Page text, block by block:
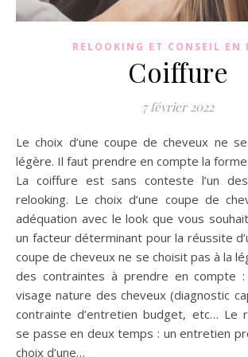
RELOOKING ET CONSEIL EN
Coiffure
7 février 2022
Le choix d’une coupe de cheveux ne se choisit pas à la
légère. Il faut prendre en compte la
La coiffure est sans conteste l’un
relooking. Le choix d’une coupe de
adéquation avec le look que vous
un facteur déterminant pour la réussite
coupe de cheveux ne se choisit pas à la
des contraintes à prendre en compte :
visage nature des cheveux (diagnostic
contrainte d’entretien budget, etc… Le
se passe en deux temps : un entretien
choix d’une…